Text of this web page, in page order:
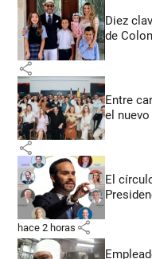
Diez
de
share
Entre
el
share
El
hace 2 horas share